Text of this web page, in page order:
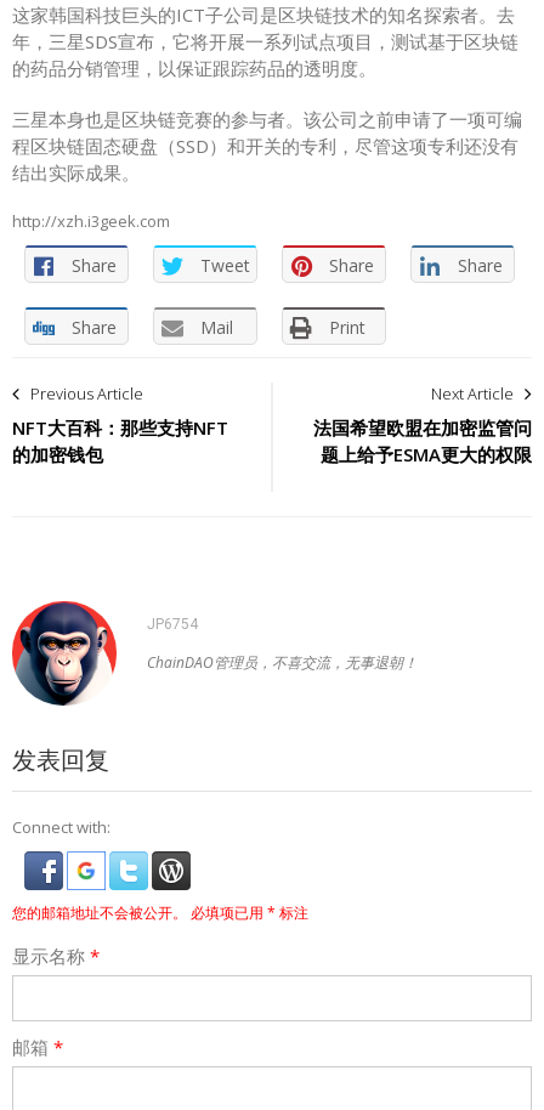
这家韩国科技巨头的ICT子公司是区块链技术的知名探索者。去
年，三星SDS宣布，它将开展一系列试点项目，测试基于区块链
的药品分销管理，以保证跟踪药品的透明度。
三星本身也是区块链竞赛的参与者。该公司之前申请了一项可编
程区块链固态硬盘（SSD）和开关的专利，尽管这项专利还没有
结出实际成果。
http://xzh.i3geek.com
Share Tweet Share Share
Share Mail Print
章
导
Previous Article
NFT大百科：那些支持NFT
的加密钱包
Next Article
法国希望欧盟在加密监管问
题上给予ESMA更大的权限
JP6754
ChainDAO管理员，不喜交流，无事退朝！
发表回复
Connect with:
您的邮箱地址不会被公开。 必填项已用 * 标注
显示名称 *
邮箱 *